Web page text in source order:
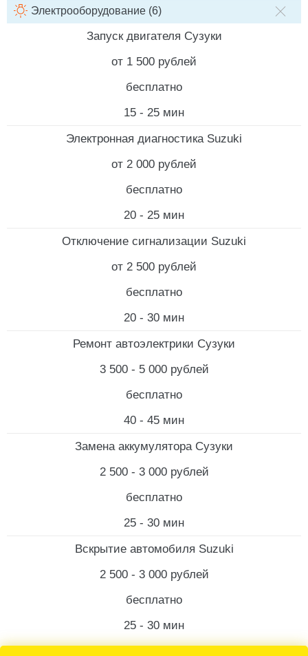
НАИМЕНОВАНИЕ УСЛУГИСТОИМОСТЬ РАБОТ
Электрооборудование (6)
Запуск двигателя Сузуки
от 1 500 рублей
бесплатно
15 - 25 мин
Электронная диагностика Suzuki
от 2 000 рублей
бесплатно
20 - 25 мин
Отключение сигнализации Suzuki
от 2 500 рублей
бесплатно
20 - 30 мин
Ремонт автоэлектрики Сузуки
3 500 - 5 000 рублей
бесплатно
40 - 45 мин
Замена аккумулятора Сузуки
2 500 - 3 000 рублей
бесплатно
25 - 30 мин
Вскрытие автомобиля Suzuki
2 500 - 3 000 рублей
бесплатно
25 - 30 мин